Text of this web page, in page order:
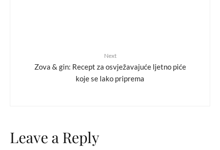
Next
Zova & gin: Recept za osvježavajuće ljetno piće
koje se lako priprema
Leave a Reply